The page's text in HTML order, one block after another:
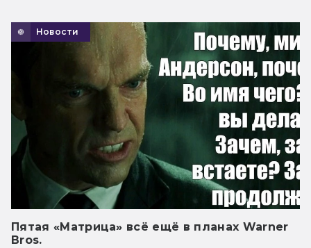
Новости
Пятая «Матрица» всё ещё в планах Warner
Bros.